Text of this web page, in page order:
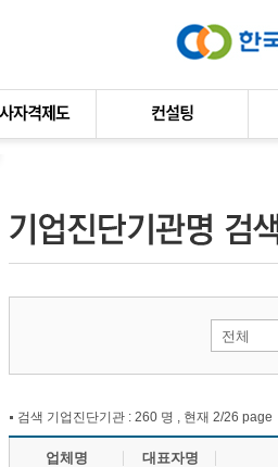
전체
검색 기업진단기관 : 260 명 , 현재 2/26 page
업체명 대표자명